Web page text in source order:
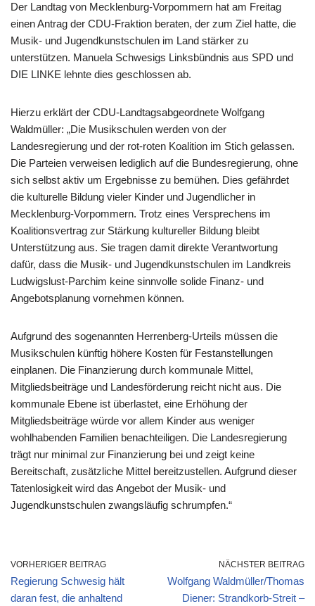
Der Landtag von Mecklenburg-Vorpommern hat am Freitag
einen Antrag der CDU-Fraktion beraten, der zum Ziel hatte, die
Musik- und Jugendkunstschulen im Land stärker zu
unterstützen. Manuela Schwesigs Linksbündnis aus SPD und
DIE LINKE lehnte dies geschlossen ab.
Hierzu erklärt der CDU-Landtagsabgeordnete Wolfgang
Waldmüller: „Die Musikschulen werden von der
Landesregierung und der rot-roten Koalition im Stich gelassen.
Die Parteien verweisen lediglich auf die Bundesregierung, ohne
sich selbst aktiv um Ergebnisse zu bemühen. Dies gefährdet
die kulturelle Bildung vieler Kinder und Jugendlicher in
Mecklenburg-Vorpommern. Trotz eines Versprechens im
Koalitionsvertrag zur Stärkung kultureller Bildung bleibt
Unterstützung aus. Sie tragen damit direkte Verantwortung
dafür, dass die Musik- und Jugendkunstschulen im Landkreis
Ludwigslust-Parchim keine sinnvolle solide Finanz- und
Angebotsplanung vornehmen können.
Aufgrund des sogenannten Herrenberg-Urteils müssen die
Musikschulen künftig höhere Kosten für Festanstellungen
einplanen. Die Finanzierung durch kommunale Mittel,
Mitgliedsbeiträge und Landesförderung reicht nicht aus. Die
kommunale Ebene ist überlastet, eine Erhöhung der
Mitgliedsbeiträge würde vor allem Kinder aus weniger
wohlhabenden Familien benachteiligen. Die Landesregierung
trägt nur minimal zur Finanzierung bei und zeigt keine
Bereitschaft, zusätzliche Mittel bereitzustellen. Aufgrund dieser
Tatenlosigkeit wird das Angebot der Musik- und
Jugendkunstschulen zwangsläufig schrumpfen.“
VORHERIGER BEITRAG
Regierung Schwesig hält
daran fest, die anhaltend
NÄCHSTER BEITRAG
Wolfgang Waldmüller/Thomas
Diener: Strandkorb-Streit –